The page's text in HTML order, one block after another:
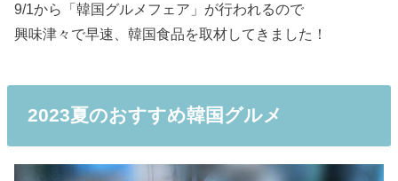
9/1から「韓国グルメフェア」が行われるので
興味津々で早速、韓国食品を取材してきました！
2023夏のおすすめ韓国グルメ